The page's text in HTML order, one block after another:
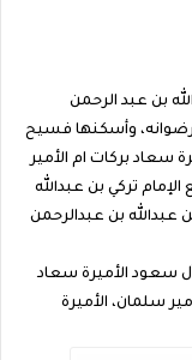
بن عبد الرحمن
وأسكنها فسيح
سعاد بركات ام الأمير
تركي بن عبدالله
عبدالله بن عبدالرحمن
آل سعود الأميرة سعاد
سلمان، الأميرة